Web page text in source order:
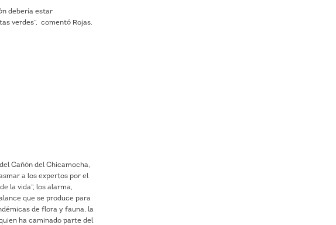
debería estar
verdes”, comentó Rojas.
Cañón del Chicamocha,
a los expertos por el
la vida”, los alarma,
que se produce para
de flora y fauna, la
ha caminado parte del